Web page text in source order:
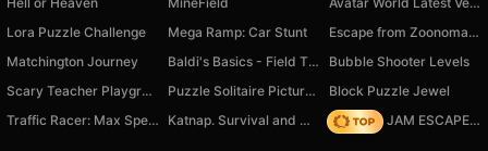
Lora Puzzle Challenge
Mega Ramp: Car Stunt
Escape from Zoonomaly! Obby parkour
Matchington Journey
Baldi's Basics - Field Ttip - Original
Bubble Shooter Levels
Scary Teacher Playground Ragdoll Sandbox
Puzzle Solitaire Picture Match
Block Puzzle Jewel
Traffic Racer: Max Speed
Katnap. Survival and morphs TRAFFIC JAM ESCAPE 3D